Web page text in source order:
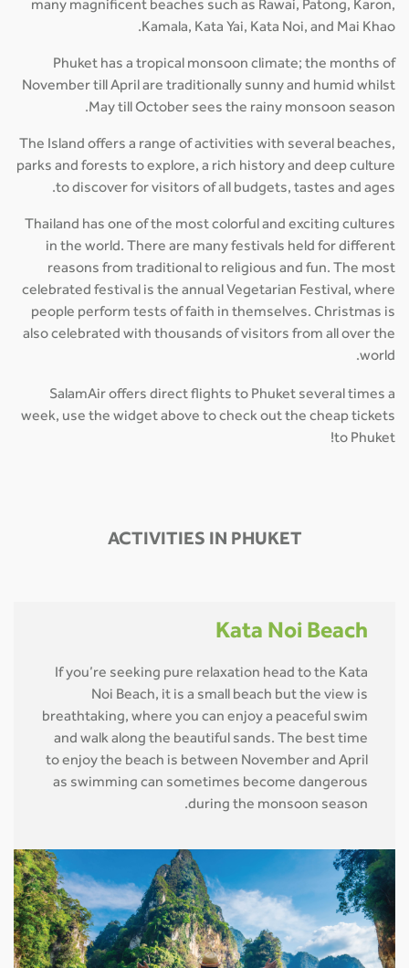
many magnificent beaches such as Rawai, Patong, Karon,
Kamala, Kata Yai, Kata Noi, and Mai Khao.
Phuket has a tropical monsoon climate; the months of
November till April are traditionally sunny and humid whilst
May till October sees the rainy monsoon season.
The Island offers a range of activities with several beaches,
parks and forests to explore, a rich history and deep culture
to discover for visitors of all budgets, tastes and ages.
Thailand has one of the most colorful and exciting cultures
in the world. There are many festivals held for different
reasons from traditional to religious and fun. The most
celebrated festival is the annual Vegetarian Festival, where
people perform tests of faith in themselves. Christmas is
also celebrated with thousands of visitors from all over the
world.
SalamAir offers direct flights to Phuket several times a
week, use the widget above to check out the cheap tickets
to Phuket!
ACTIVITIES IN PHUKET
Kata Noi Beach
If you’re seeking pure relaxation head to the Kata
Noi Beach, it is a small beach but the view is
breathtaking, where you can enjoy a peaceful swim
and walk along the beautiful sands. The best time
to enjoy the beach is between November and April
as swimming can sometimes become dangerous
during the monsoon season.